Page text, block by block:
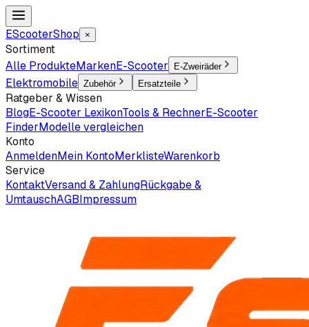
EScooterShop ×
Sortiment
Alle ProdukteMarkenE-Scooter E-Zweiräder
Elektromobile Zubehör Ersatzteile
Ratgeber & Wissen
BlogE-Scooter LexikonTools & RechnerE-Scooter
FinderModelle vergleichen
Konto
AnmeldenMein KontoMerklisteWarenkorb
Service
KontaktVersand & ZahlungRückgabe &
UmtauschAGBImpressum